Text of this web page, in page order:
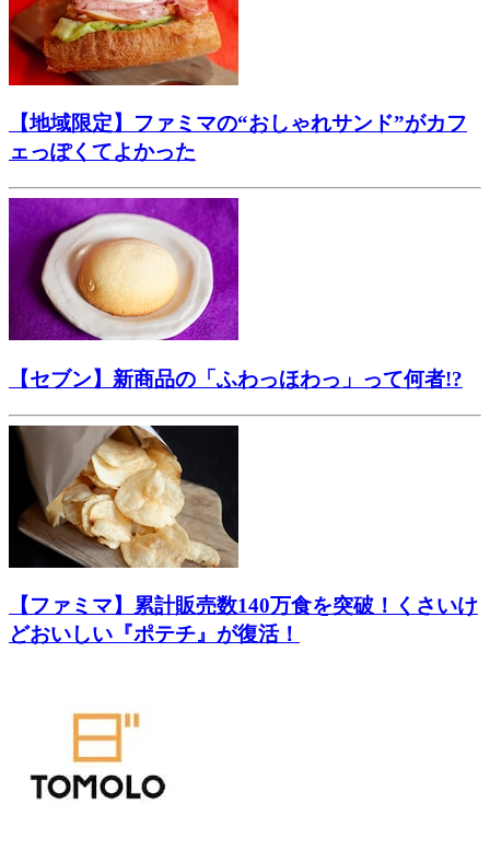
【地域限定】ファミマの“おしゃれサンド”がカフ
ェっぽくてよかった
【セブン】新商品の「ふわっほわっ」って何者!?
【ファミマ】累計販売数140万食を突破！くさいけ
どおいしい『ポテチ』が復活！